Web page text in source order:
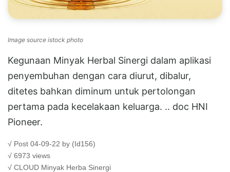
Image source istock photo
Kegunaan Minyak Herbal Sinergi dalam aplikasi
penyembuhan dengan cara diurut, dibalur,
ditetes bahkan diminum untuk pertolongan
pertama pada kecelakaan keluarga. .. doc HNI
Pioneer.
√ Post 04-09-22 by (Id156)
√ 6973 views
√ CLOUD Minyak Herba Sinergi